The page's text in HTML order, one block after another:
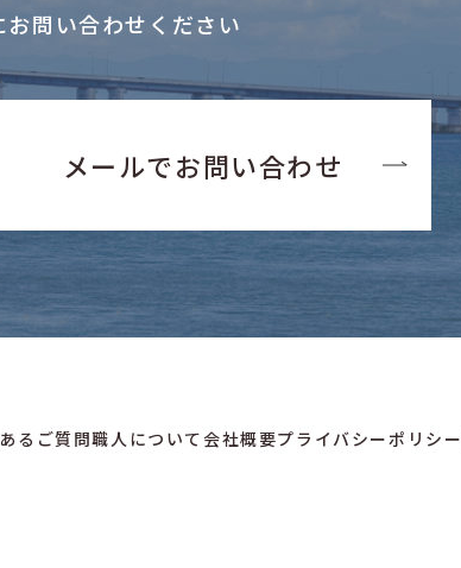
お問い合わせください
メールでお問い合わせ
るご質問職人について会社概要プライバシーポリシー